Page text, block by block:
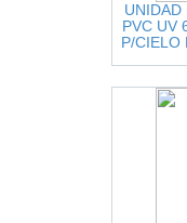
UNIDAD
PVC UV
P/CIELO